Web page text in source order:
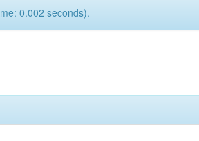
0.002 seconds).